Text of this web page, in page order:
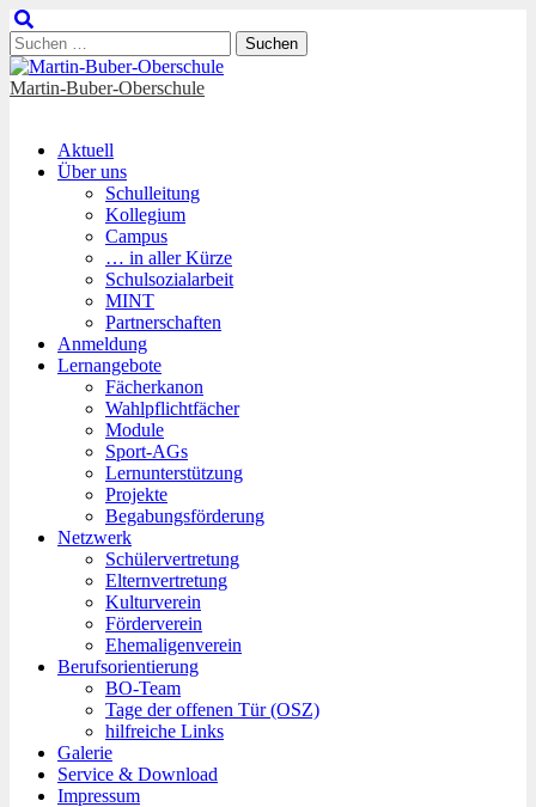
Suchen
nach:
Martin-Buber-Oberschule
Main
menu
Skip
Aktuell
Über uns
Schulleitung
Kollegium
Campus
… in aller Kürze
Schulsozialarbeit
MINT
Partnerschaften
Anmeldung
Lernangebote
Fächerkanon
Wahlpflichtfächer
Module
Sport-AGs
Lernunterstützung
Projekte
Begabungsförderung
Netzwerk
Schülervertretung
Elternvertretung
Kulturverein
Förderverein
Ehemaligenverein
Berufsorientierung
BO-Team
Tage der offenen Tür (OSZ)
hilfreiche Links
Galerie
Service & Download
Impressum